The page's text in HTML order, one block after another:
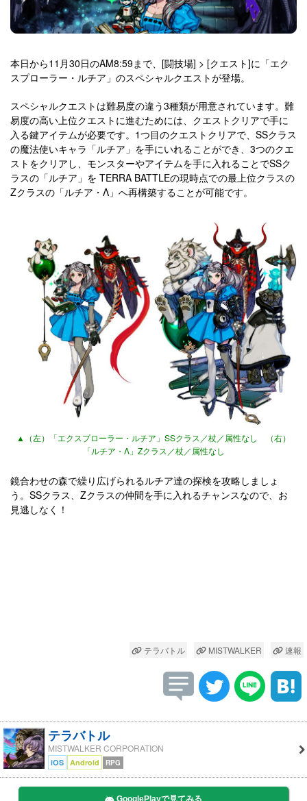
本日から11月30日のAM8:59まで、[闘技場] > [クエスト]に「エク
スプローラー・ルチア」のスペシャルクエストが登場。
スペシャルクエストは難易度の違う3種類が用意されています。難
易度の高い上位クエストに進むためには、クエストクリアで手に
入る鍵アイテムが必要です。1つ目のクエストクリアで、SSクラス
の魔法使いキャラ「ルチア」を手にいれることができ、3つのクエ
ストをクリアし、モンスターやアイテムを手に入れることでSSク
ラスの「ルチア」を TERRA BATTLEの現時点での最上位クラスの
Zクラスの「ルチア・Λ」へ再構築することが可能です。
▲（左）「エクスプローラー・ルチア」SSクラス／杖／属性なし （右）
「ルチア・Λ」Zクラス／杖／属性なし
鏡合わせの森で繰り広げられるルチア達の探検を攻略しましょ
う。SSクラス、Zクラスの仲間を手に入れるチャンスなので、お
見逃しなく！
テラバトル MISTWALKER 速報
テラバトル
MISTWALKER CORPORATION
iOS Android RPG
GooglePlayで見てみる